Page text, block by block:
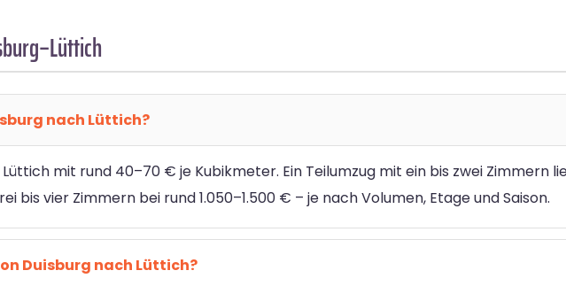
nach Lüttich?
mit rund 40–70 € je Kubikmeter. Ein Teilumzug mit ein bis zwei Zimmern
bis vier Zimmern bei rund 1.050–1.500 € – je nach Volumen, Etage und Saison.
Duisburg nach Lüttich?